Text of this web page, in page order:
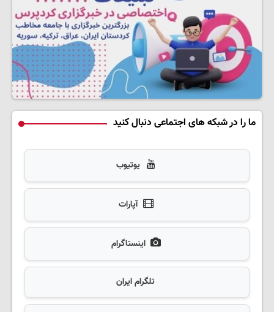
ما را در شبکه های اجتماعی دنبال کنید
یوتیوب
آپارات
اینستاگرام
تلگرام ایران